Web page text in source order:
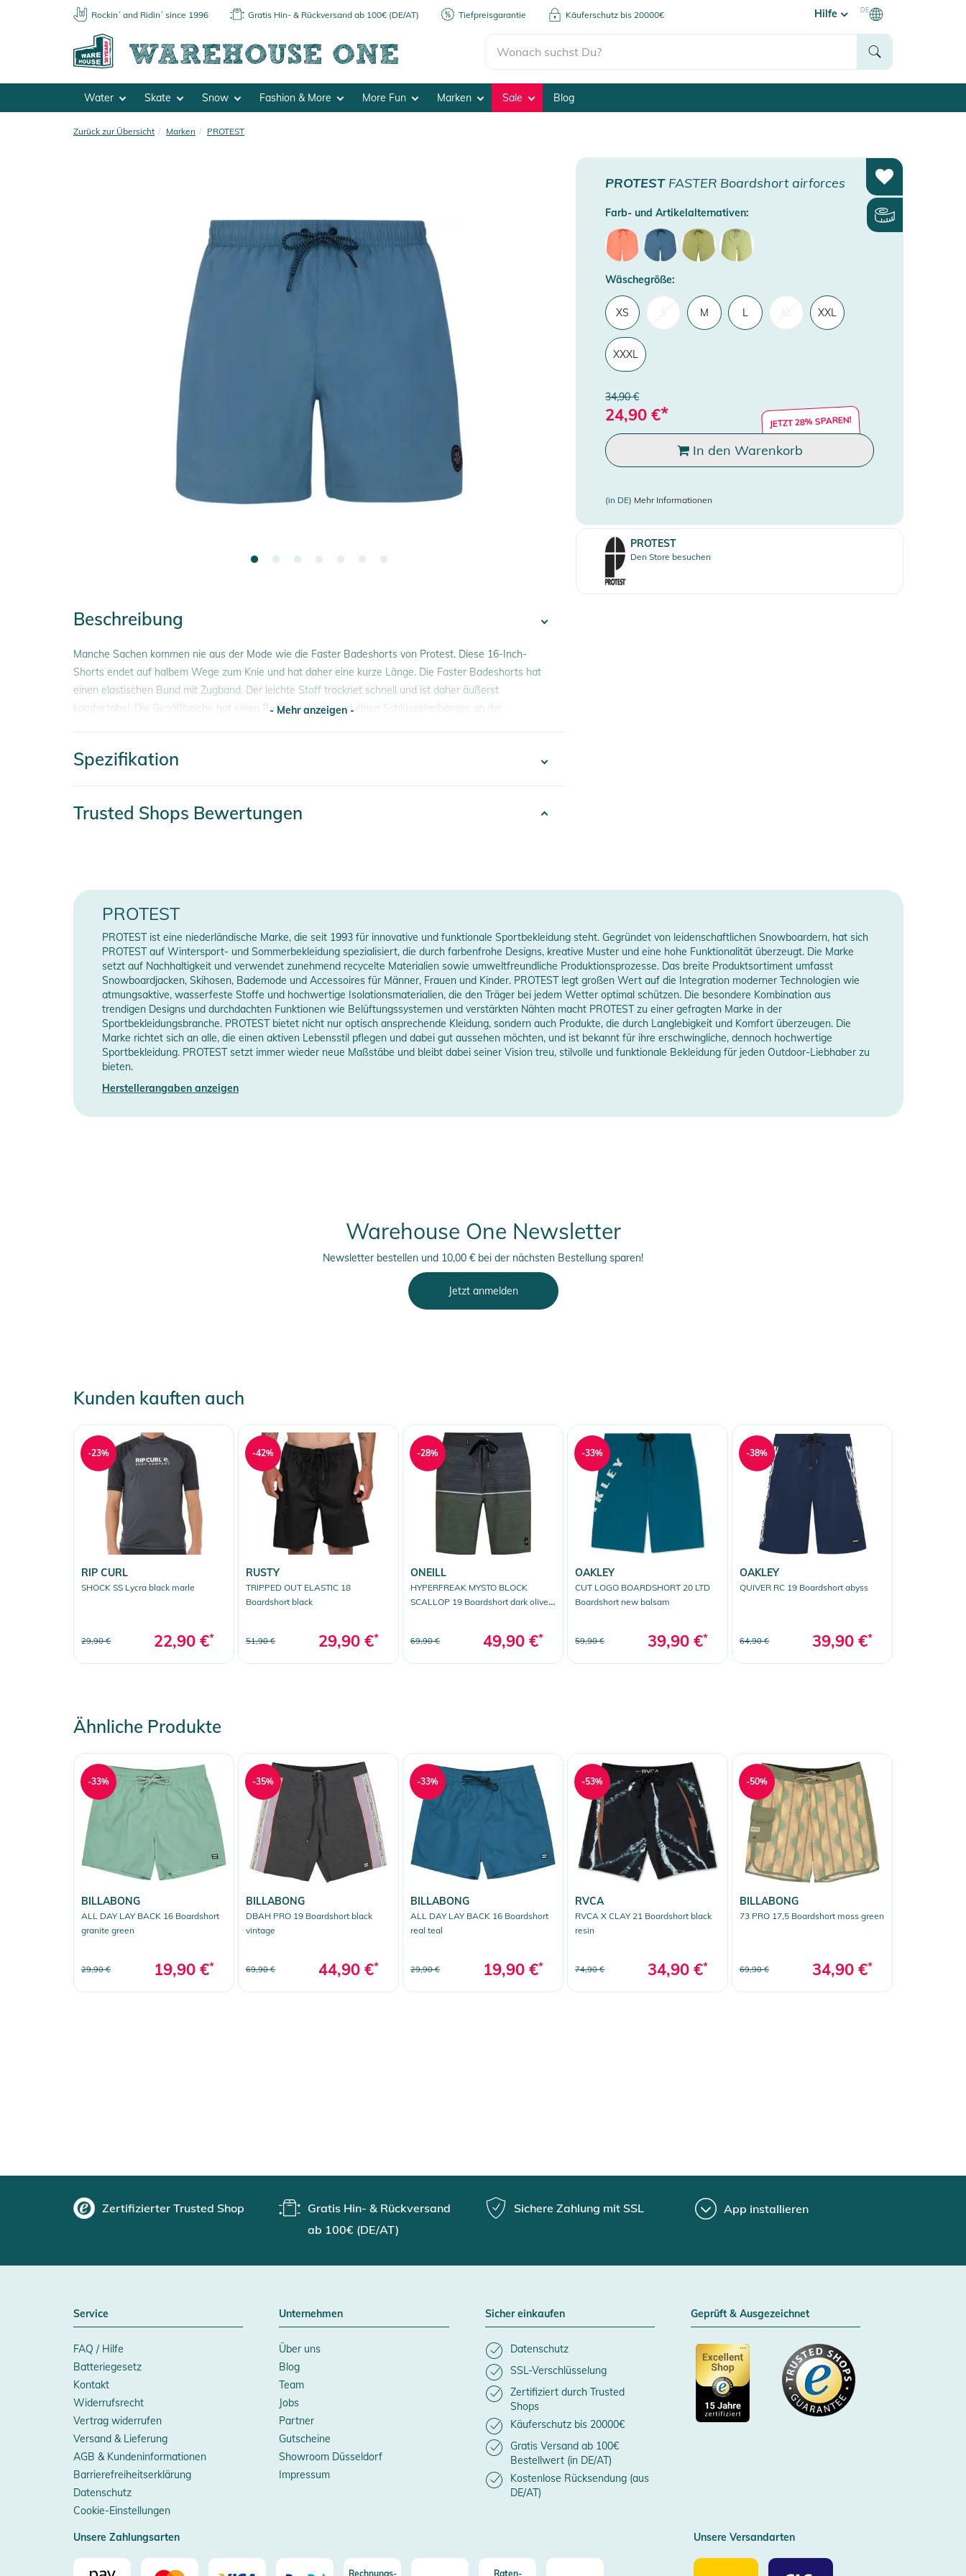
Rockin´ and Ridin´ since 1996 Gratis Hin- & Rückversand ab 100€ (DE/AT) Tiefpreisgarantie Käuferschutz bis 20000€ Hilfe DE
Water Skate Snow Fashion & More More Fun Marken Sale Blog
Zurück zur Übersicht Marken PROTEST
PROTESTFASTER Boardshort airforces
Farb- und Artikelalternativen:
Wäschegröße:
XS M L XXL
XXXL
34,90 €
24,90 €* JETZT 28% SPAREN!
In den Warenkorb
(in DE) Mehr Informationen
PROTEST
Den Store besuchen
Beschreibung
Manche Sachen kommen nie aus der Mode wie die Faster Badeshorts von Protest. Diese 16-Inch-
Shorts endet auf halbem Wege zum Knie und hat daher eine kurze Länge. Die Faster Badeshorts hat
einen elastischen Bund mit Zugband. Der leichte Stoff trocknet schnell und ist daher äußerst
komfortabel. Die Gesäßtasche hat einen Reißverschluss und einen Schlüsselanhänger an der
in den Größen XS bis XXXL erhältlich. Die Faster Badeshorts von Protest ist ein absolutes Musthave für
Eigenschaften:
- Keycord
- Elasticated waistband
- Regular waist
- Back pocket
Produktinformationen und Sicherheitshinweise
Gebrauchsanweisungen, Sicherheitshinweise und Warnungen finden Sie direkt am Produkt.
- Mehr anzeigen -
Spezifikation
Gender Men
Länge (cm) 41
Länge (Zoll) 16
Manufacturer Information Herstellerangaben anzeigen
Trusted Shops Bewertungen
PROTEST
PROTEST ist eine niederländische Marke, die seit 1993 für innovative und funktionale Sportbekleidung steht. Gegründet von leidenschaftlichen Snowboardern, hat sich
PROTEST auf Wintersport- und Sommerbekleidung spezialisiert, die durch farbenfrohe Designs, kreative Muster und eine hohe Funktionalität überzeugt. Die Marke
setzt auf Nachhaltigkeit und verwendet zunehmend recycelte Materialien sowie umweltfreundliche Produktionsprozesse. Das breite Produktsortiment umfasst
Snowboardjacken, Skihosen, Bademode und Accessoires für Männer, Frauen und Kinder. PROTEST legt großen Wert auf die Integration moderner Technologien wie
atmungsaktive, wasserfeste Stoffe und hochwertige Isolationsmaterialien, die den Träger bei jedem Wetter optimal schützen. Die besondere Kombination aus
trendigen Designs und durchdachten Funktionen wie Belüftungssystemen und verstärkten Nähten macht PROTEST zu einer gefragten Marke in der
Sportbekleidungsbranche. PROTEST bietet nicht nur optisch ansprechende Kleidung, sondern auch Produkte, die durch Langlebigkeit und Komfort überzeugen. Die
Marke richtet sich an alle, die einen aktiven Lebensstil pflegen und dabei gut aussehen möchten, und ist bekannt für ihre erschwingliche, dennoch hochwertige
Sportbekleidung. PROTEST setzt immer wieder neue Maßstäbe und bleibt dabei seiner Vision treu, stilvolle und funktionale Bekleidung für jeden Outdoor-Liebhaber zu
bieten.
Herstellerangaben anzeigen
Warehouse One Newsletter
Newsletter bestellen und 10,00 € bei der nächsten Bestellung sparen!
Jetzt anmelden
Kunden kauften auch
RIP CURL
SHOCK SS Lycra black marle
29,90 € 22,90 €*
-23%
RUSTY
TRIPPED OUT ELASTIC 18
Boardshort black
51,90 € 29,90 €*
-42%
ONEILL
HYPERFREAK MYSTO BLOCK
SCALLOP 19 Boardshort dark olive
69,90 € 49,90 €*
-28%
OAKLEY
CUT LOGO BOARDSHORT 20 LTD
Boardshort new balsam
59,90 € 39,90 €*
-33%
OAKLEY
QUIVER RC 19 Boardshort abyss
64,90 € 39,90 €*
-38%
Ähnliche Produkte
BILLABONG
ALL DAY LAY BACK 16 Boardshort
granite green
29,90 € 19,90 €*
-33%
BILLABONG
DBAH PRO 19 Boardshort black
vintage
69,90 € 44,90 €*
-35%
BILLABONG
ALL DAY LAY BACK 16 Boardshort
real teal
29,90 € 19,90 €*
-33%
RVCA
RVCA X CLAY 21 Boardshort black
resin
74,90 € 34,90 €*
-53%
BILLABONG
73 PRO 17,5 Boardshort moss green
69,90 € 34,90 €*
-50%
Zertifizierter Trusted Shop
Gratis Hin- & Rückversand
ab 100€ (DE/AT)
Sichere Zahlung mit SSL App installieren
Service
FAQ / Hilfe
Batteriegesetz
Kontakt
Widerrufsrecht
Vertrag widerrufen
Versand & Lieferung
AGB & Kundeninformationen
Barrierefreiheitserklärung
Datenschutz
Cookie-Einstellungen
Unternehmen
Über uns
Blog
Team
Jobs
Partner
Gutscheine
Showroom Düsseldorf
Impressum
Sicher einkaufen
Datenschutz
SSL-Verschlüsselung
Zertifiziert durch Trusted
Shops
Käuferschutz bis 20000€
Gratis Versand ab 100€
Bestellwert (in DE/AT)
Kostenlose Rücksendung (aus
DE/AT)
Geprüft & Ausgezeichnet
Unsere Zahlungsarten
Rechnungs- Raten-
Unsere Versandarten
Unsere
Unsere